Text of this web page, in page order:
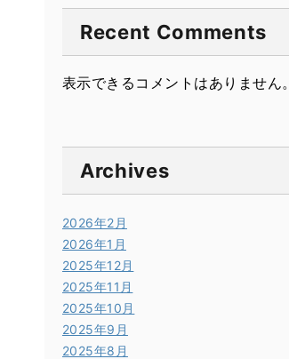
Recent Comments
表示できるコメントはありません。
Archives
2026年2月
2026年1月
2025年12月
2025年11月
2025年10月
2025年9月
2025年8月